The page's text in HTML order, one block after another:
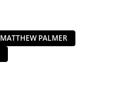
MATTHEW PALMER